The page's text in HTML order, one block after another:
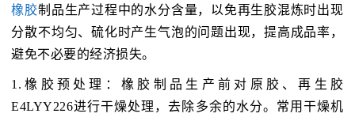
橡胶制品生产过程中的水分含量，以免再生胶混炼时出现
分散不均匀、硫化时产生气泡的问题出现，提高成品率，
避免不必要的经济损失。
1.橡胶预处理：橡胶制品生产前对原胶、再生胶
E4LYY226进行干燥处理，去除多余的水分。常用干燥机